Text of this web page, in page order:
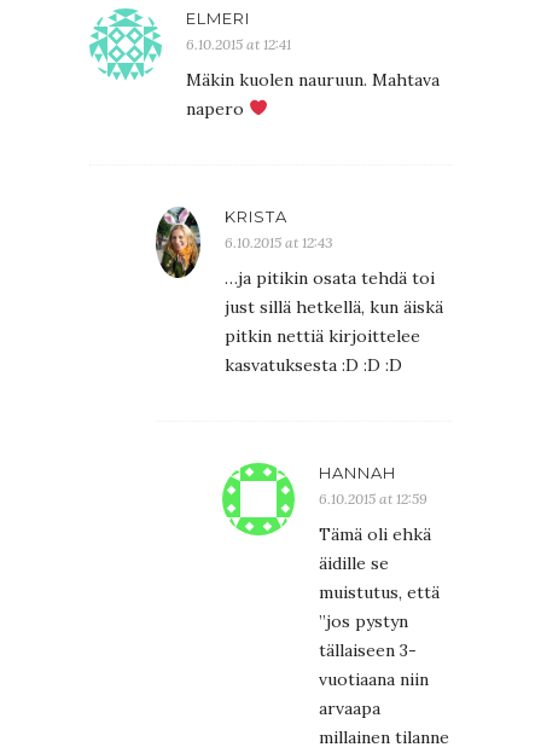
ELMERI
6.10.2015 at 12:41
Mäkin kuolen nauruun. Mahtava
napero
KRISTA
6.10.2015 at 12:43
…ja pitikin osata tehdä toi
just sillä hetkellä, kun äiskä
pitkin nettiä kirjoittelee
kasvatuksesta :D :D :D
HANNAH
6.10.2015 at 12:59
Tämä oli ehkä
äidille se
muistutus, että
”jos pystyn
tällaiseen 3-
vuotiaana niin
arvaapa
millainen tilanne